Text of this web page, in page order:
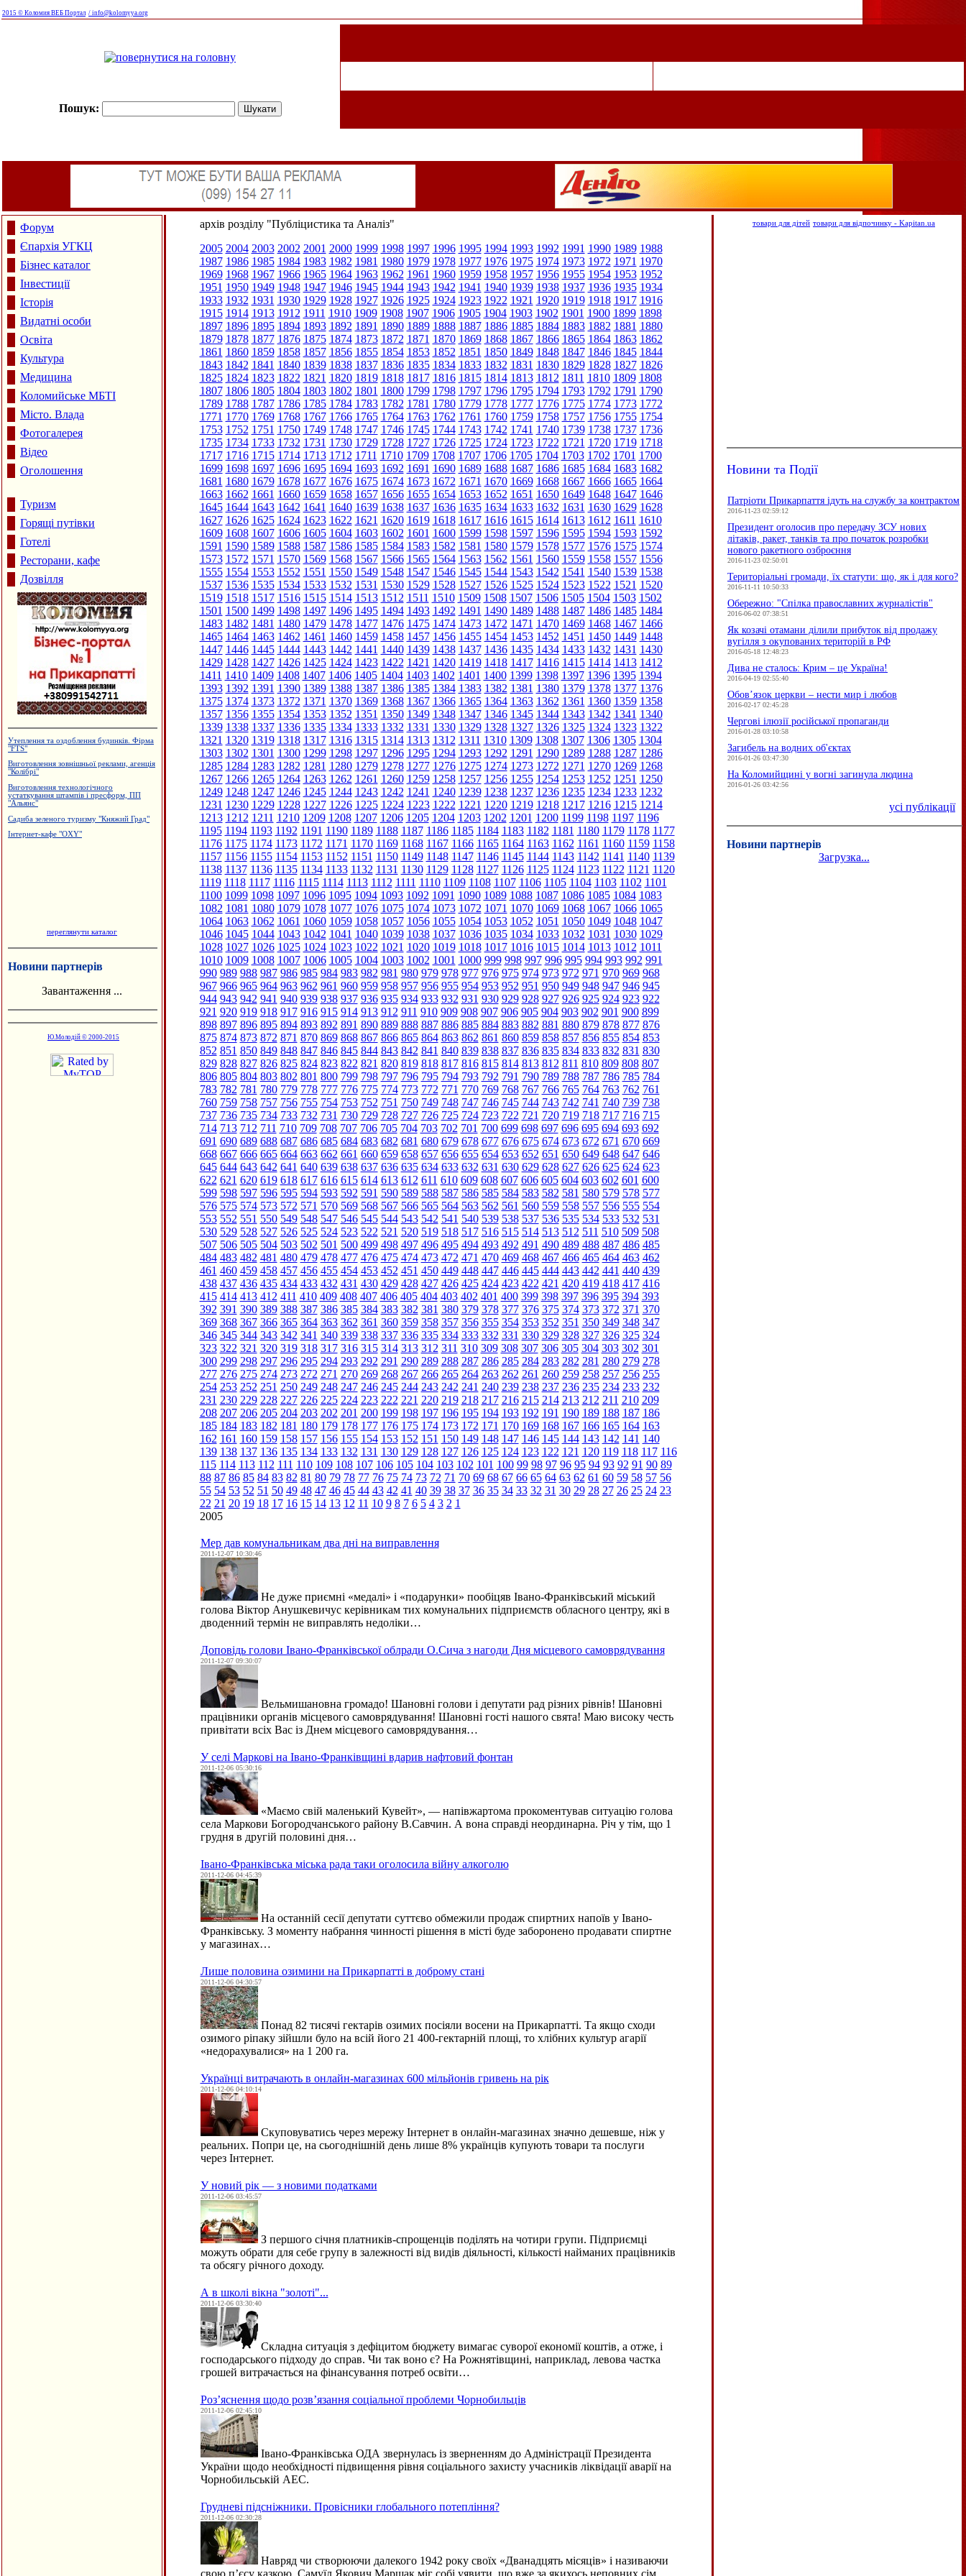
2015 © Коломия ВЕБ Портал / info@kolomyya.org
Пошук:
Форум
Єпархія УГКЦ
Бізнес каталог
Інвестиції
Історія
Видатні особи
Освіта
Культура
Медицина
Коломийське МБТІ
Місто. Влада
Фотогалерея
Відео
Оголошення
Туризм
Горящі путівки
Готелі
Ресторани, кафе
Дозвілля
Утеплення та оздоблення будинків. Фірма
"FTS"
Виготовлення зовнішньої реклами, агенція
"Колібрі"
Виготовлення технологічного
устаткування штампів і пресформ, ПП
"Альянс"
Садиба зеленого туризму "Княжий Град"
Інтернет-кафе "OXY"
переглянути каталог
Новини партнерів
Завантаження ...
Ю.Молодій © 2000-2015
архів розділу "Публіцистика та Аналіз"
2005 2004 2003 2002 2001 2000 1999 1998 1997 1996 1995 1994 1993 1992 1991 1990 1989 1988
1987 1986 1985 1984 1983 1982 1981 1980 1979 1978 1977 1976 1975 1974 1973 1972 1971 1970
1969 1968 1967 1966 1965 1964 1963 1962 1961 1960 1959 1958 1957 1956 1955 1954 1953 1952
1951 1950 1949 1948 1947 1946 1945 1944 1943 1942 1941 1940 1939 1938 1937 1936 1935 1934
1933 1932 1931 1930 1929 1928 1927 1926 1925 1924 1923 1922 1921 1920 1919 1918 1917 1916
1915 1914 1913 1912 1911 1910 1909 1908 1907 1906 1905 1904 1903 1902 1901 1900 1899 1898
1897 1896 1895 1894 1893 1892 1891 1890 1889 1888 1887 1886 1885 1884 1883 1882 1881 1880
1879 1878 1877 1876 1875 1874 1873 1872 1871 1870 1869 1868 1867 1866 1865 1864 1863 1862
1861 1860 1859 1858 1857 1856 1855 1854 1853 1852 1851 1850 1849 1848 1847 1846 1845 1844
1843 1842 1841 1840 1839 1838 1837 1836 1835 1834 1833 1832 1831 1830 1829 1828 1827 1826
1825 1824 1823 1822 1821 1820 1819 1818 1817 1816 1815 1814 1813 1812 1811 1810 1809 1808
1807 1806 1805 1804 1803 1802 1801 1800 1799 1798 1797 1796 1795 1794 1793 1792 1791 1790
1789 1788 1787 1786 1785 1784 1783 1782 1781 1780 1779 1778 1777 1776 1775 1774 1773 1772
1771 1770 1769 1768 1767 1766 1765 1764 1763 1762 1761 1760 1759 1758 1757 1756 1755 1754
1753 1752 1751 1750 1749 1748 1747 1746 1745 1744 1743 1742 1741 1740 1739 1738 1737 1736
1735 1734 1733 1732 1731 1730 1729 1728 1727 1726 1725 1724 1723 1722 1721 1720 1719 1718
1717 1716 1715 1714 1713 1712 1711 1710 1709 1708 1707 1706 1705 1704 1703 1702 1701 1700
1699 1698 1697 1696 1695 1694 1693 1692 1691 1690 1689 1688 1687 1686 1685 1684 1683 1682
1681 1680 1679 1678 1677 1676 1675 1674 1673 1672 1671 1670 1669 1668 1667 1666 1665 1664
1663 1662 1661 1660 1659 1658 1657 1656 1655 1654 1653 1652 1651 1650 1649 1648 1647 1646
1645 1644 1643 1642 1641 1640 1639 1638 1637 1636 1635 1634 1633 1632 1631 1630 1629 1628
1627 1626 1625 1624 1623 1622 1621 1620 1619 1618 1617 1616 1615 1614 1613 1612 1611 1610
1609 1608 1607 1606 1605 1604 1603 1602 1601 1600 1599 1598 1597 1596 1595 1594 1593 1592
1591 1590 1589 1588 1587 1586 1585 1584 1583 1582 1581 1580 1579 1578 1577 1576 1575 1574
1573 1572 1571 1570 1569 1568 1567 1566 1565 1564 1563 1562 1561 1560 1559 1558 1557 1556
1555 1554 1553 1552 1551 1550 1549 1548 1547 1546 1545 1544 1543 1542 1541 1540 1539 1538
1537 1536 1535 1534 1533 1532 1531 1530 1529 1528 1527 1526 1525 1524 1523 1522 1521 1520
1519 1518 1517 1516 1515 1514 1513 1512 1511 1510 1509 1508 1507 1506 1505 1504 1503 1502
1501 1500 1499 1498 1497 1496 1495 1494 1493 1492 1491 1490 1489 1488 1487 1486 1485 1484
1483 1482 1481 1480 1479 1478 1477 1476 1475 1474 1473 1472 1471 1470 1469 1468 1467 1466
1465 1464 1463 1462 1461 1460 1459 1458 1457 1456 1455 1454 1453 1452 1451 1450 1449 1448
1447 1446 1445 1444 1443 1442 1441 1440 1439 1438 1437 1436 1435 1434 1433 1432 1431 1430
1429 1428 1427 1426 1425 1424 1423 1422 1421 1420 1419 1418 1417 1416 1415 1414 1413 1412
1411 1410 1409 1408 1407 1406 1405 1404 1403 1402 1401 1400 1399 1398 1397 1396 1395 1394
1393 1392 1391 1390 1389 1388 1387 1386 1385 1384 1383 1382 1381 1380 1379 1378 1377 1376
1375 1374 1373 1372 1371 1370 1369 1368 1367 1366 1365 1364 1363 1362 1361 1360 1359 1358
1357 1356 1355 1354 1353 1352 1351 1350 1349 1348 1347 1346 1345 1344 1343 1342 1341 1340
1339 1338 1337 1336 1335 1334 1333 1332 1331 1330 1329 1328 1327 1326 1325 1324 1323 1322
1321 1320 1319 1318 1317 1316 1315 1314 1313 1312 1311 1310 1309 1308 1307 1306 1305 1304
1303 1302 1301 1300 1299 1298 1297 1296 1295 1294 1293 1292 1291 1290 1289 1288 1287 1286
1285 1284 1283 1282 1281 1280 1279 1278 1277 1276 1275 1274 1273 1272 1271 1270 1269 1268
1267 1266 1265 1264 1263 1262 1261 1260 1259 1258 1257 1256 1255 1254 1253 1252 1251 1250
1249 1248 1247 1246 1245 1244 1243 1242 1241 1240 1239 1238 1237 1236 1235 1234 1233 1232
1231 1230 1229 1228 1227 1226 1225 1224 1223 1222 1221 1220 1219 1218 1217 1216 1215 1214
1213 1212 1211 1210 1209 1208 1207 1206 1205 1204 1203 1202 1201 1200 1199 1198 1197 1196
1195 1194 1193 1192 1191 1190 1189 1188 1187 1186 1185 1184 1183 1182 1181 1180 1179 1178 1177
1176 1175 1174 1173 1172 1171 1170 1169 1168 1167 1166 1165 1164 1163 1162 1161 1160 1159 1158
1157 1156 1155 1154 1153 1152 1151 1150 1149 1148 1147 1146 1145 1144 1143 1142 1141 1140 1139
1138 1137 1136 1135 1134 1133 1132 1131 1130 1129 1128 1127 1126 1125 1124 1123 1122 1121 1120
1119 1118 1117 1116 1115 1114 1113 1112 1111 1110 1109 1108 1107 1106 1105 1104 1103 1102 1101
1100 1099 1098 1097 1096 1095 1094 1093 1092 1091 1090 1089 1088 1087 1086 1085 1084 1083
1082 1081 1080 1079 1078 1077 1076 1075 1074 1073 1072 1071 1070 1069 1068 1067 1066 1065
1064 1063 1062 1061 1060 1059 1058 1057 1056 1055 1054 1053 1052 1051 1050 1049 1048 1047
1046 1045 1044 1043 1042 1041 1040 1039 1038 1037 1036 1035 1034 1033 1032 1031 1030 1029
1028 1027 1026 1025 1024 1023 1022 1021 1020 1019 1018 1017 1016 1015 1014 1013 1012 1011
1010 1009 1008 1007 1006 1005 1004 1003 1002 1001 1000 999 998 997 996 995 994 993 992 991
990 989 988 987 986 985 984 983 982 981 980 979 978 977 976 975 974 973 972 971 970 969 968
967 966 965 964 963 962 961 960 959 958 957 956 955 954 953 952 951 950 949 948 947 946 945
944 943 942 941 940 939 938 937 936 935 934 933 932 931 930 929 928 927 926 925 924 923 922
921 920 919 918 917 916 915 914 913 912 911 910 909 908 907 906 905 904 903 902 901 900 899
898 897 896 895 894 893 892 891 890 889 888 887 886 885 884 883 882 881 880 879 878 877 876
875 874 873 872 871 870 869 868 867 866 865 864 863 862 861 860 859 858 857 856 855 854 853
852 851 850 849 848 847 846 845 844 843 842 841 840 839 838 837 836 835 834 833 832 831 830
829 828 827 826 825 824 823 822 821 820 819 818 817 816 815 814 813 812 811 810 809 808 807
806 805 804 803 802 801 800 799 798 797 796 795 794 793 792 791 790 789 788 787 786 785 784
783 782 781 780 779 778 777 776 775 774 773 772 771 770 769 768 767 766 765 764 763 762 761
760 759 758 757 756 755 754 753 752 751 750 749 748 747 746 745 744 743 742 741 740 739 738
737 736 735 734 733 732 731 730 729 728 727 726 725 724 723 722 721 720 719 718 717 716 715
714 713 712 711 710 709 708 707 706 705 704 703 702 701 700 699 698 697 696 695 694 693 692
691 690 689 688 687 686 685 684 683 682 681 680 679 678 677 676 675 674 673 672 671 670 669
668 667 666 665 664 663 662 661 660 659 658 657 656 655 654 653 652 651 650 649 648 647 646
645 644 643 642 641 640 639 638 637 636 635 634 633 632 631 630 629 628 627 626 625 624 623
622 621 620 619 618 617 616 615 614 613 612 611 610 609 608 607 606 605 604 603 602 601 600
599 598 597 596 595 594 593 592 591 590 589 588 587 586 585 584 583 582 581 580 579 578 577
576 575 574 573 572 571 570 569 568 567 566 565 564 563 562 561 560 559 558 557 556 555 554
553 552 551 550 549 548 547 546 545 544 543 542 541 540 539 538 537 536 535 534 533 532 531
530 529 528 527 526 525 524 523 522 521 520 519 518 517 516 515 514 513 512 511 510 509 508
507 506 505 504 503 502 501 500 499 498 497 496 495 494 493 492 491 490 489 488 487 486 485
484 483 482 481 480 479 478 477 476 475 474 473 472 471 470 469 468 467 466 465 464 463 462
461 460 459 458 457 456 455 454 453 452 451 450 449 448 447 446 445 444 443 442 441 440 439
438 437 436 435 434 433 432 431 430 429 428 427 426 425 424 423 422 421 420 419 418 417 416
415 414 413 412 411 410 409 408 407 406 405 404 403 402 401 400 399 398 397 396 395 394 393
392 391 390 389 388 387 386 385 384 383 382 381 380 379 378 377 376 375 374 373 372 371 370
369 368 367 366 365 364 363 362 361 360 359 358 357 356 355 354 353 352 351 350 349 348 347
346 345 344 343 342 341 340 339 338 337 336 335 334 333 332 331 330 329 328 327 326 325 324
323 322 321 320 319 318 317 316 315 314 313 312 311 310 309 308 307 306 305 304 303 302 301
300 299 298 297 296 295 294 293 292 291 290 289 288 287 286 285 284 283 282 281 280 279 278
277 276 275 274 273 272 271 270 269 268 267 266 265 264 263 262 261 260 259 258 257 256 255
254 253 252 251 250 249 248 247 246 245 244 243 242 241 240 239 238 237 236 235 234 233 232
231 230 229 228 227 226 225 224 223 222 221 220 219 218 217 216 215 214 213 212 211 210 209
208 207 206 205 204 203 202 201 200 199 198 197 196 195 194 193 192 191 190 189 188 187 186
185 184 183 182 181 180 179 178 177 176 175 174 173 172 171 170 169 168 167 166 165 164 163
162 161 160 159 158 157 156 155 154 153 152 151 150 149 148 147 146 145 144 143 142 141 140
139 138 137 136 135 134 133 132 131 130 129 128 127 126 125 124 123 122 121 120 119 118 117 116
115 114 113 112 111 110 109 108 107 106 105 104 103 102 101 100 99 98 97 96 95 94 93 92 91 90 89
88 87 86 85 84 83 82 81 80 79 78 77 76 75 74 73 72 71 70 69 68 67 66 65 64 63 62 61 60 59 58 57 56
55 54 53 52 51 50 49 48 47 46 45 44 43 42 41 40 39 38 37 36 35 34 33 32 31 30 29 28 27 26 25 24 23
22 21 20 19 18 17 16 15 14 13 12 11 10 9 8 7 6 5 4 3 2 1
2005
Мер дав комунальникам два дні на виправлення
2011-12-07 10:30:46
Не дуже приємні «медалі» і «подарунки» пообіцяв Івано-Франківський міський
голова Віктор Анушкевичус керівникам тих комунальних підприємств обласного центру, які в
дводенний термін не виправлять недоліки…
Доповідь голови Івано-Франківської облради О.Сича з нагоди Дня місцевого самоврядування
2011-12-07 09:30:07
Вельмишановна громадо! Шановні голови і депутати рад різних рівнів! Шановні
працівники органів місцевого самоврядування! Шановні гості нашого свята! Маю високу честь
привітати всіх Вас із Днем місцевого самоврядування…
У селі Маркові на Івано-Франківщині вдарив нафтовий фонтан
2011-12-06 05:30:16
«Маємо свій маленький Кувейт», — напівжартома прокоментував ситуацію голова
села Маркови Богородчанського району В.Савчин. А вона справді неординарна. Річ у тім, що 1
грудня в другій половині дня…
Івано-Франківська міська рада таки оголосила війну алкоголю
2011-12-06 04:45:39
На останній сесії депутати суттєво обмежили продаж спиртних напоїв у Івано-
Франківську. З моменту набрання чинності рішення в місті буде заборонено продавати спиртне
у магазинах…
Лише половина озимини на Прикарпатті в доброму стані
2011-12-06 04:30:57
Понад 82 тисячі гектарів озимих посіяли восени на Прикарпатті. Та якщо сходи
озимого ріпаку зійшли було на всій його 21 400-гектарній площі, то хлібних культур агарії
«недорахувалися» на 1 200 га.
Українці витрачають в онлайн-магазинах 600 мільйонів гривень на рік
2011-12-06 04:10:14
Скуповуватись через мережу Інтернет в онлайн-магазинах значно дешевше, ніж у
реальних. Попри це, на сьогоднішній день лише 8% українців купують товари та послуги
через Інтернет.
У новий рік — з новими податками
2011-12-06 03:45:57
З першого січня платників-спрощенців поділять на чотири групи. Підприємці
можуть обрати для себе групу в залежності від видів діяльності, кількості найманих працівників
та обсягу річного доходу.
А в школі вікна "золоті"...
2011-12-06 03:30:40
Складна ситуація з дефіцитом бюджету вимагає суворої економії коштів, а отже, і
господарського підходу до справ. Чи так воно є? На Рожнятівщині, наприклад, левова частка
грошей витрачається на фінансування потреб освіти…
Роз’яснення щодо розв’язання соціальної проблеми Чорнобильців
2011-12-06 02:45:10
Івано-Франківська ОДА звернулась із зверненням до Адміністрації Президента
України щодо необхідності підвищення рівня соціального захисту учасників ліквідації аварії на
Чорнобильській АЕС.
Грудневі підсніжники. Провісники глобального потепління?
2011-12-06 02:30:28
Навряд чи створюючи далекого 1942 року своїх «Дванадцять місяців» і називаючи
свою п’єсу казкою, Самуїл Якович Маршак міг собі уявити, що вже за якихось неповних сім
товари для дітей товари для відпочинку - Kapitan.ua
Новини та Події
Патріоти Прикарпаття ідуть на службу за контрактом
2016-11-23 02:59:12
Президент оголосив про передачу ЗСУ нових
літаків, ракет, танків та про початок розробки
нового ракетного озброєння
2016-11-23 02:50:01
Територіальні громади, їх статути: що, як і для кого?
2016-11-11 10:50:33
Обережно: "Спілка православних журналістів"
2016-06-02 07:38:51
Як козачі отамани ділили прибуток від продажу
вугілля з окупованих територій в РФ
2016-05-18 12:48:23
Дива не сталось: Крим – це Україна!
2016-04-19 02:55:40
Обов’язок церкви – нести мир і любов
2016-02-17 02:45:28
Чергові ілюзії російської пропаганди
2016-01-28 03:10:58
Загибель на водних об'єктах
2016-01-26 03:47:30
На Коломийщині у вогні загинула людина
2016-01-26 03:42:56
усі публікації
Новини партнерів
Загрузка...